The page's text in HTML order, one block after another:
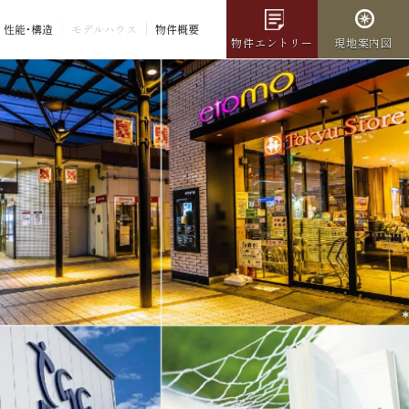
性能・構造 モデルハウス
物件概要
物件エントリー
現地案内図
あざみ野の丘、
家族が輝く
品格と洗練の街区。